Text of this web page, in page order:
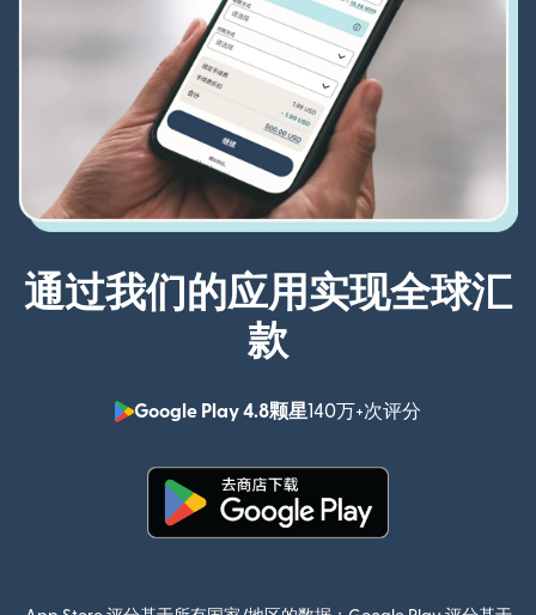
通过我们的应用实现全球汇
款
Google Play 4.8颗星140万+次评分